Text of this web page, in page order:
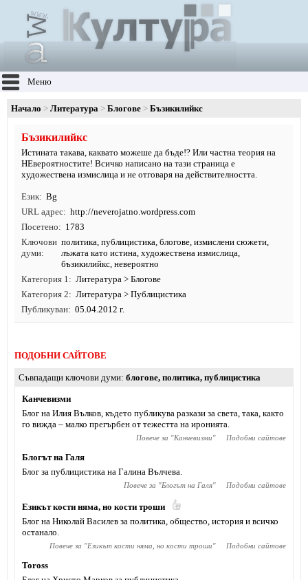
Меню
Начало Литература Блогове Бъзикилийкс
Бъзикилийкс
Истината такава, каквато можеше да бъде!? Или частна теория на
НЕвероятностите! Всичко написано на тази страница е
художествена измислица и не отговаря на действителността.
Език
Bg
URL адрес
http://neverojatno.wordpress.com
Посетено
1783
Ключови
думи
политика, публицистика, блогове, измислени сюжети,
лъжата като истина, художествена измислица,
бъзикилийкс, невероятно
Категория 1
Литература > Блогове
Категория 2
Литература > Публицистика
Публикуван
05.04.2012 г.
ПОДОБНИ САЙТОВЕ
Съвпадащи ключови думи блогове, политика, публицистика
Канчевизми
Блог на Илия Вълков, където публикува разкази за света, така, както
го вижда – малко прегърбен от тежестта на иронията.
Повече за "Канчевизми" Подобни сайтове
Блогът на Галя
Блог за публицистика на Галина Вълчева.
Повече за "Блогът на Галя" Подобни сайтове
Езикът кости няма, но кости троши
Блог на Николай Василев за политика, общество, история и всичко
останало.
Повече за "Езикът кости няма, но кости троши" Подобни сайтове
Toross